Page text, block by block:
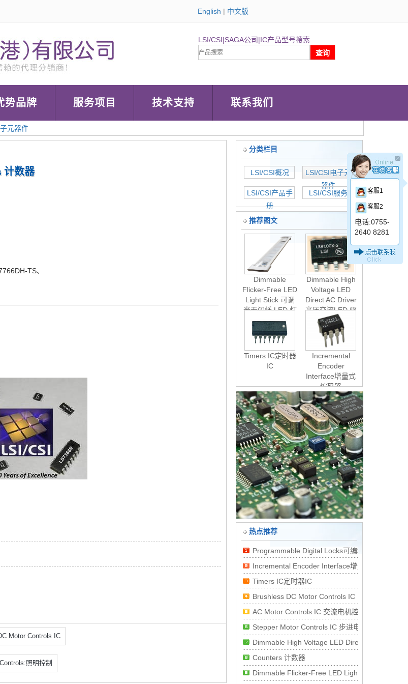
English | 中文版
LSI/CSI|SAGA公司|IC产品型号搜索
势品牌 服务项目 技术支持 联系我们
元器件
计数器
TS、
Motor Controls IC
照明控制
分类栏目
LSI/CSI概况
LSI/CSI电子元
器件
LSI/CSI产品手
册
LSI/CSI服务
推荐图文
Dimmable
Flicker-Free LED
Light Stick 可调
光无闪烁 LED 灯
棒
Dimmable High
Voltage LED
Direct AC Driver
高压交流LED 驱
动器： LS9100
Timers IC定时器
IC
Incremental
Encoder
Interface增量式
编码器
热点推荐
Programmable Digital Locks可编程数字密码锁
Incremental Encoder Interface增量式编码器
Timers IC定时器IC
Brushless DC Motor Controls IC
AC Motor Controls IC 交流电机控制I
Stepper Motor Controls IC 步进电
Dimmable High Voltage LED Direct AC Driver高
Counters 计数器
Dimmable Flicker-Free LED Light Stick 可调光
客服1
客服2
电话:0755-
2640 8281